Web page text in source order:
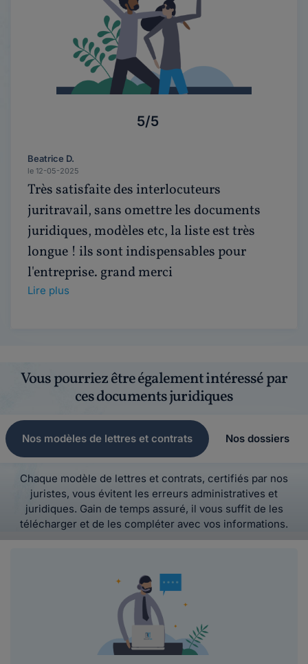
5/5
Beatrice D.
le 12-05-2025
Très satisfaite des interlocuteurs
juritravail, sans omettre les documents
juridiques, modèles etc, la liste est très
longue ! ils sont indispensables pour
l'entreprise. grand merci
Lire plus
Vous pourriez être également intéressé par
ces documents juridiques
Nos modèles de lettres et contrats Nos dossiers
Chaque modèle de lettres et contrats, certifiés par nos
juristes, vous évitent les erreurs administratives et
juridiques. Gain de temps assuré, il vous suffit de les
télécharger et de les compléter avec vos informations.